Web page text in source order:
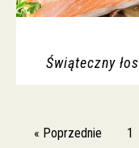
Świąteczny
« Poprzednie 1